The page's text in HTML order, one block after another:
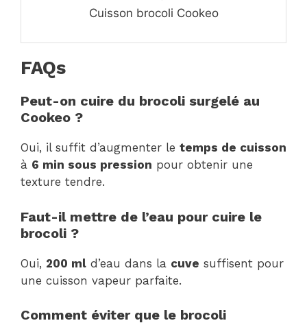
Cuisson brocoli Cookeo
FAQs
Peut-on cuire du brocoli surgelé au
Cookeo ?
Oui, il suffit d’augmenter le temps de cuisson
à 6 min sous pression pour obtenir une
texture tendre.
Faut-il mettre de l’eau pour cuire le
brocoli ?
Oui, 200 ml d’eau dans la cuve suffisent pour
une cuisson vapeur parfaite.
Comment éviter que le brocoli